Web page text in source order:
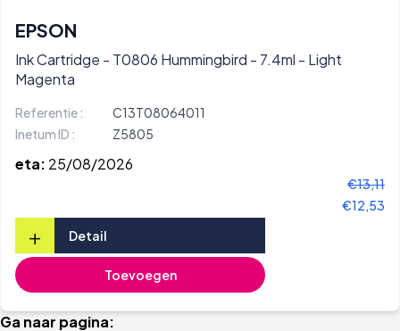
EPSON
Ink Cartridge - T0806 Hummingbird - 7.4ml - Light
Magenta
Referentie :
C13T08064011
Inetum ID :
Z5805
eta: 25/08/2026
€13,11
€12,53
+ Detail
Toevoegen
Ga naar pagina: